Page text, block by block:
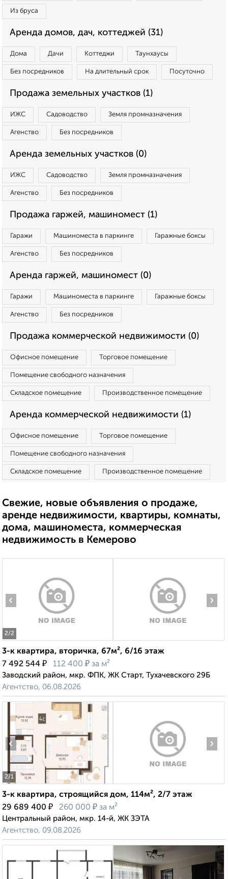
Из бруса
Аренда домов, дач, коттеджей (31)
Дома Дачи Коттеджи Таунхаусы
Без посредников На длительный срок Посуточно
Продажа земельных участков (1)
ИЖС Садоводство Земля промназначения
Агенство Без посредников
Аренда земельных участков (0)
ИЖС Садоводство Земля промназначения
Агенство Без посредников
Продажа гаржей, машиномест (1)
Гаражи Машиноместа в паркинге Гаражные боксы
Агенство Без посредников
Аренда гаржей, машиномест (0)
Гаражи Машиноместа в паркинге Гаражные боксы
Агенство Без посредников
Продажа коммерческой недвижимости (0)
Офисное помещение Торговое помещение
Помещение свободного назначения
Складское помещение Производственное помещение
Аренда коммерческой недвижимости (1)
Офисное помещение Торговое помещение
Помещение свободного назначения
Складское помещение Производственное помещение
Свежие, новые объявления о продаже,
аренде недвижимости, квартиры, комнаты,
дома, машиноместа, коммерческая
недвижимость в Кемерово
2/2
‹ ›
3-к квартира, вторичка, 67м², 6/16 этаж
7 492 544 ₽ 112 400 ₽ за м²
Заводский район, мкр. ФПК, ЖК Старт, Тухачевского 29Б
Агентство, 06.08.2026
2/1
‹ ›
3-к квартира, строящийся дом, 114м², 2/7 этаж
29 689 400 ₽ 260 000 ₽ за м²
Центральный район, мкр. 14-й, ЖК ЗЭТА
Агентство, 09.08.2026